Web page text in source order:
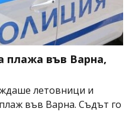
плажа във Варна,
летовници и
във Варна. Съдът го